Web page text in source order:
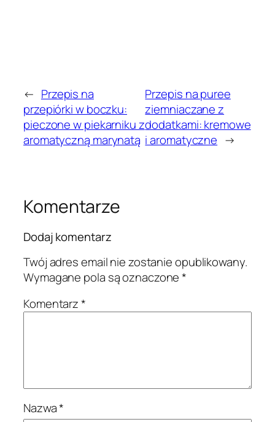
← Przepis na
przepiórki w boczku:
pieczone w piekarniku z
aromatyczną marynatą
Przepis na puree
ziemniaczane z
dodatkami: kremowe
i aromatyczne →
Komentarze
Dodaj komentarz
Twój adres email nie zostanie opublikowany.
Wymagane pola są oznaczone*
Komentarz*
Nazwa*